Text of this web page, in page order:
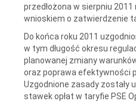
przedłożona w sierpniu 2011
wnioskiem o zatwierdzenie
Do końca roku 2011
w tym długość okresu
planowanej zmiany
oraz poprawa efektywności
Uzgodnione zasady zostały
stawek opłat w taryfie PSE